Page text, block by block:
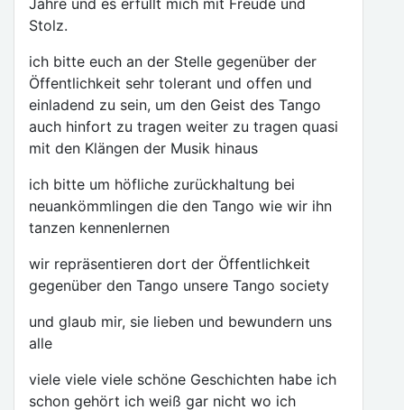
Jahre und es erfüllt mich mit Freude und
Stolz.
ich bitte euch an der Stelle gegenüber der
Öffentlichkeit sehr tolerant und offen und
einladend zu sein, um den Geist des Tango
auch hinfort zu tragen weiter zu tragen quasi
mit den Klängen der Musik hinaus
ich bitte um höfliche zurückhaltung bei
neuankömmlingen die den Tango wie wir ihn
tanzen kennenlernen
wir repräsentieren dort der Öffentlichkeit
gegenüber den Tango unsere Tango society
und glaub mir, sie lieben und bewundern uns
alle
viele viele viele schöne Geschichten habe ich
schon gehört ich weiß gar nicht wo ich